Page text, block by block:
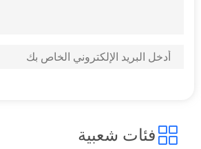
السوائل
فئات شعبية